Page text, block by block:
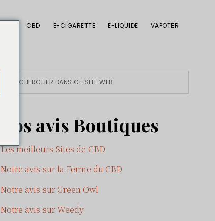
CBD E-CIGARETTE E-LIQUIDE VAPOTER
Primary
Sidebar
Rechercher
Nos avis Boutiques
Les meilleurs Sites de CBD
Notre avis sur la Ferme du CBD
Notre avis sur Green Owl
Notre avis sur Weedy